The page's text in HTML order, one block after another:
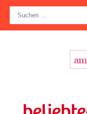
Zum
Inhalt
springen
nach: